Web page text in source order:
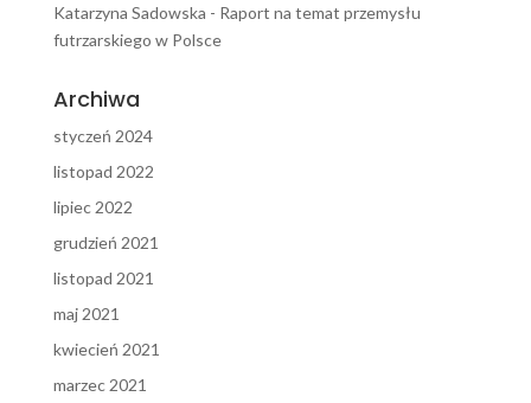
Katarzyna Sadowska - Raport na temat przemysłu
futrzarskiego w Polsce
Archiwa
styczeń 2024
listopad 2022
lipiec 2022
grudzień 2021
listopad 2021
maj 2021
kwiecień 2021
marzec 2021